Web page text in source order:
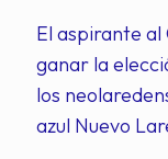
El aspirante al
ganar la
los
azul Nuevo